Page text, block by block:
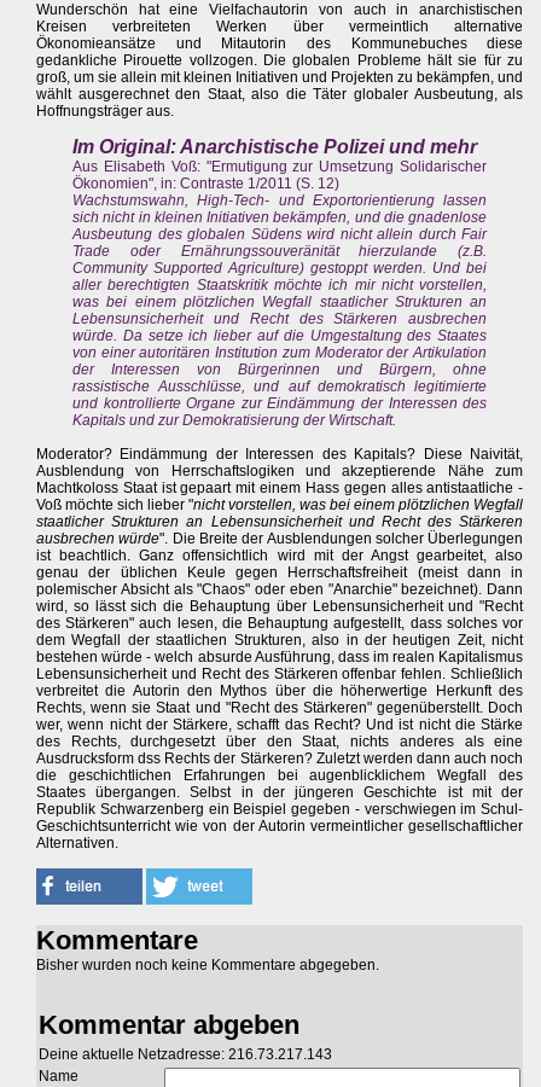
Wunderschön hat eine Vielfachautorin von auch in anarchistischen
Kreisen verbreiteten Werken über vermeintlich alternative
Ökonomieansätze und Mitautorin des Kommunebuches diese
gedankliche Pirouette vollzogen. Die globalen Probleme hält sie für zu
groß, um sie allein mit kleinen Initiativen und Projekten zu bekämpfen, und
wählt ausgerechnet den Staat, also die Täter globaler Ausbeutung, als
Hoffnungsträger aus.
Im Original: Anarchistische Polizei und mehr
Aus Elisabeth Voß: "Ermutigung zur Umsetzung Solidarischer
Ökonomien", in: Contraste 1/2011 (S. 12)
Wachstumswahn, High-Tech- und Exportorientierung lassen
sich nicht in kleinen Initiativen bekämpfen, und die gnadenlose
Ausbeutung des globalen Südens wird nicht allein durch Fair
Trade oder Ernährungssouveränität hierzulande (z.B.
Community Supported Agriculture) gestoppt werden. Und bei
aller berechtigten Staatskritik möchte ich mir nicht vorstellen,
was bei einem plötzlichen Wegfall staatlicher Strukturen an
Lebensunsicherheit und Recht des Stärkeren ausbrechen
würde. Da setze ich lieber auf die Umgestaltung des Staates
von einer autoritären Institution zum Moderator der Artikulation
der Interessen von Bürgerinnen und Bürgern, ohne
rassistische Ausschlüsse, und auf demokratisch legitimierte
und kontrollierte Organe zur Eindämmung der Interessen des
Kapitals und zur Demokratisierung der Wirtschaft.
Moderator? Eindämmung der Interessen des Kapitals? Diese Naivität,
Ausblendung von Herrschaftslogiken und akzeptierende Nähe zum
Machtkoloss Staat ist gepaart mit einem Hass gegen alles antistaatliche -
Voß möchte sich lieber "nicht vorstellen, was bei einem plötzlichen Wegfall
staatlicher Strukturen an Lebensunsicherheit und Recht des Stärkeren
ausbrechen würde". Die Breite der Ausblendungen solcher Überlegungen
ist beachtlich. Ganz offensichtlich wird mit der Angst gearbeitet, also
genau der üblichen Keule gegen Herrschaftsfreiheit (meist dann in
polemischer Absicht als "Chaos" oder eben "Anarchie" bezeichnet). Dann
wird, so lässt sich die Behauptung über Lebensunsicherheit und "Recht
des Stärkeren" auch lesen, die Behauptung aufgestellt, dass solches vor
dem Wegfall der staatlichen Strukturen, also in der heutigen Zeit, nicht
bestehen würde - welch absurde Ausführung, dass im realen Kapitalismus
Lebensunsicherheit und Recht des Stärkeren offenbar fehlen. Schließlich
verbreitet die Autorin den Mythos über die höherwertige Herkunft des
Rechts, wenn sie Staat und "Recht des Stärkeren" gegenüberstellt. Doch
wer, wenn nicht der Stärkere, schafft das Recht? Und ist nicht die Stärke
des Rechts, durchgesetzt über den Staat, nichts anderes als eine
Ausdrucksform dss Rechts der Stärkeren? Zuletzt werden dann auch noch
die geschichtlichen Erfahrungen bei augenblicklichem Wegfall des
Staates übergangen. Selbst in der jüngeren Geschichte ist mit der
Republik Schwarzenberg ein Beispiel gegeben - verschwiegen im Schul-
Geschichtsunterricht wie von der Autorin vermeintlicher gesellschaftlicher
Alternativen.
Kommentare
Bisher wurden noch keine Kommentare abgegeben.
Kommentar abgeben
Deine aktuelle Netzadresse: 216.73.217.143
Name